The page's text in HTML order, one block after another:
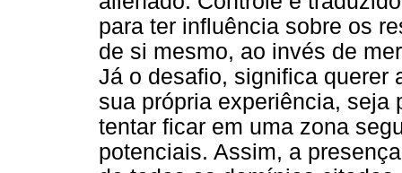
para ter influência sobre os
de si mesmo, ao invés de
Já o desafio, significa querer
sua própria experiência, seja
tentar ficar em uma zona
potenciais. Assim, a